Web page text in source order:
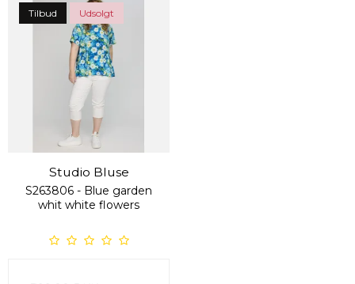
Tilbud Udsolgt
Studio Bluse
S263806 - Blue garden
whit white flowers